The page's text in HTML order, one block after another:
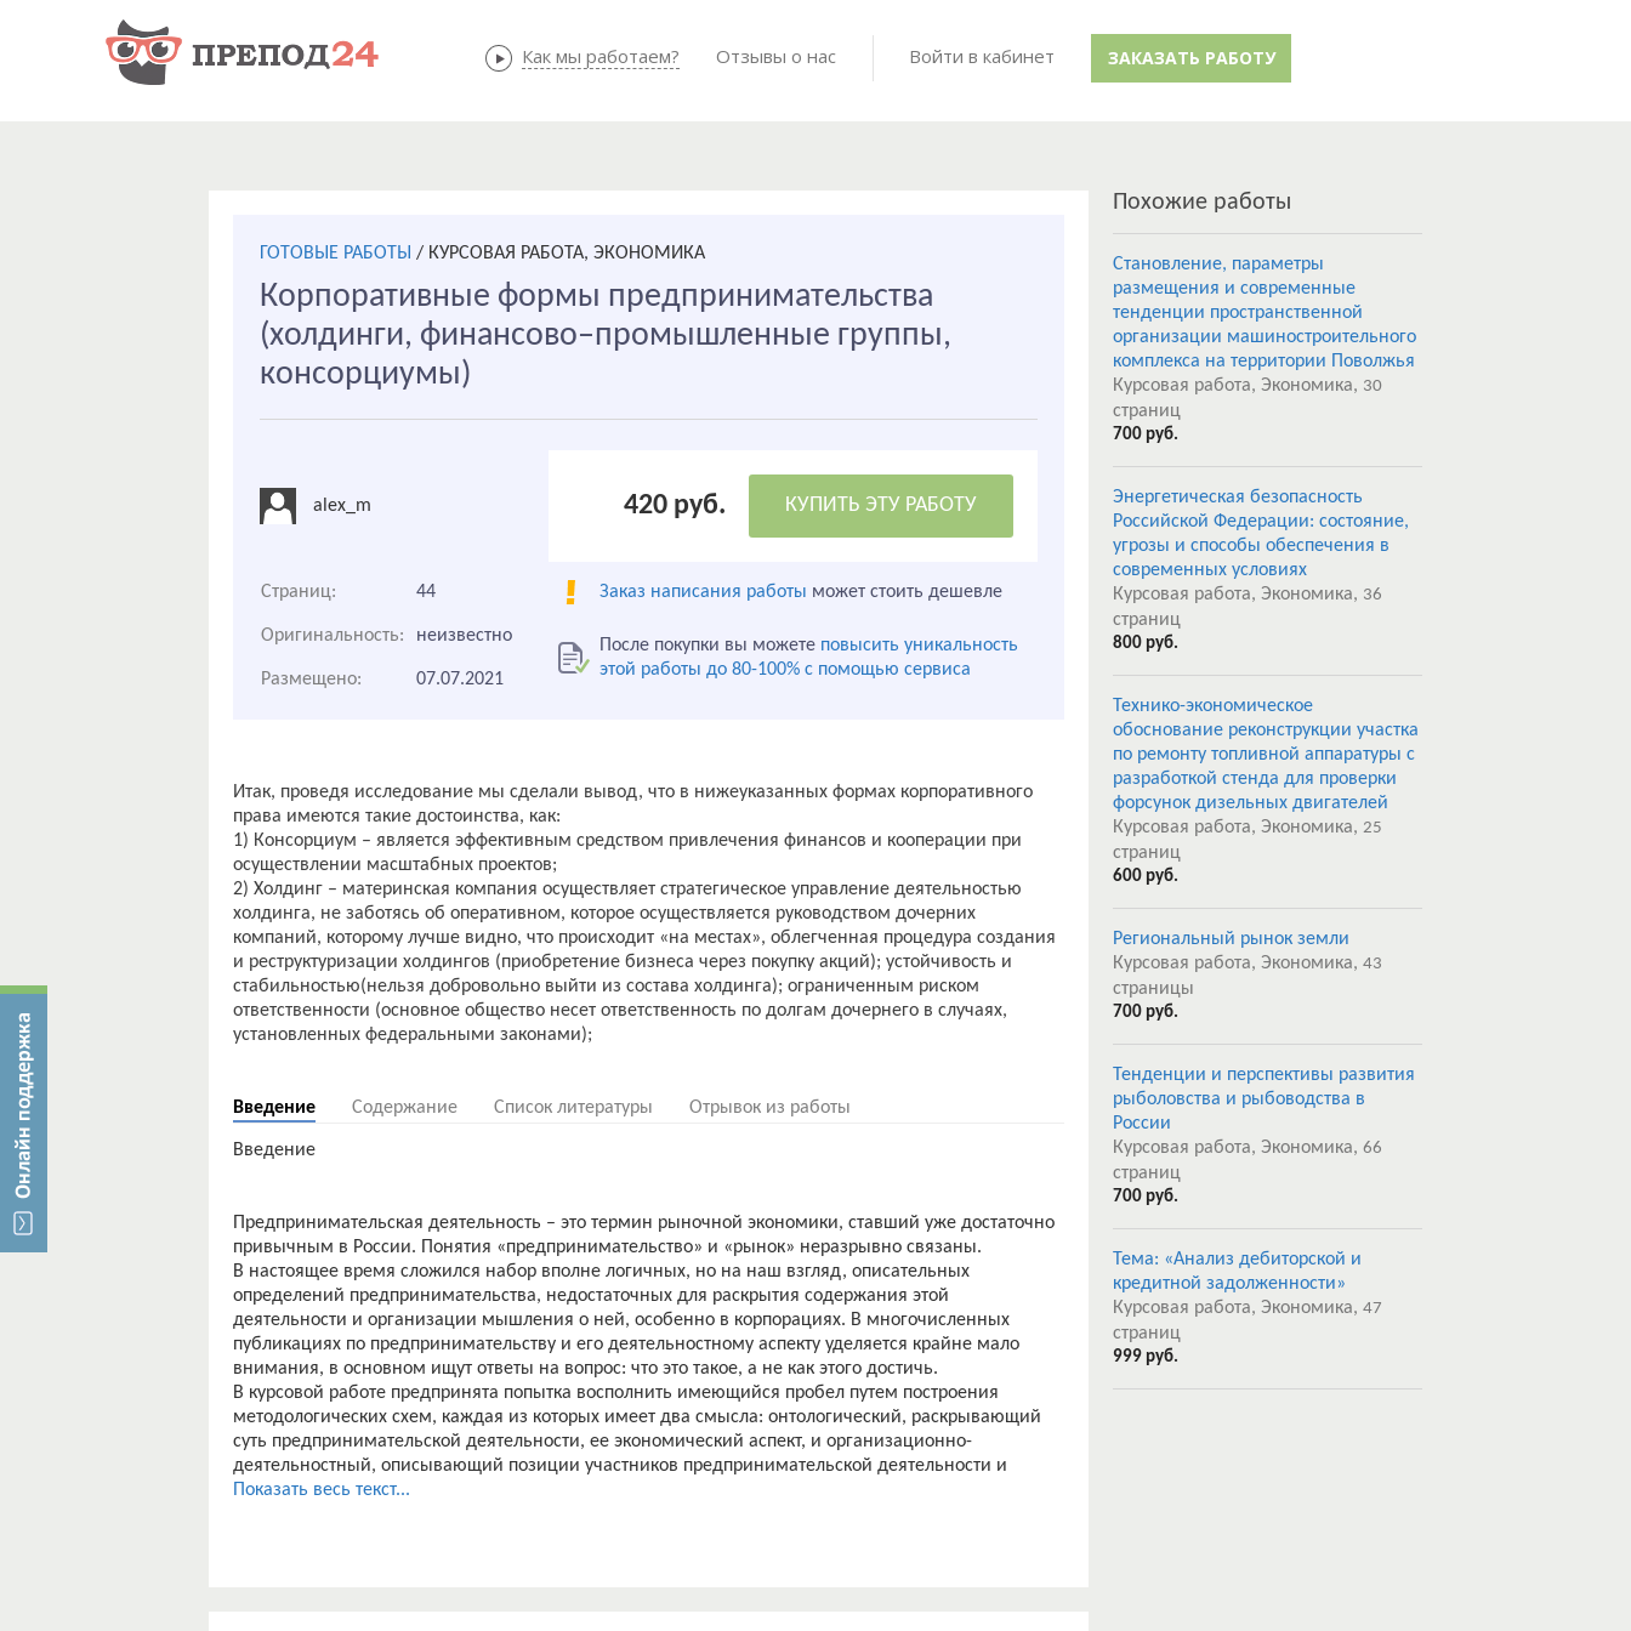
Как мы работаем? Готовые работы
Как мы работаем? Отзывы о нас Войти в кабинет ЗАКАЗАТЬ РАБОТУ
ГОТОВЫЕ РАБОТЫ / КУРСОВАЯ РАБОТА, ЭКОНОМИКА
Корпоративные формы предпринимательства
(холдинги, финансово–промышленные группы,
консорциумы)
alex_m 420 руб. КУПИТЬ ЭТУ РАБОТУ
Страниц: 44 Заказ написания работы может стоить дешевле
Оригинальность: неизвестно После покупки вы можете повысить уникальность
этой работы до 80-100% с помощью сервиса
Размещено: 07.07.2021
Итак, проведя исследование мы сделали вывод, что в нижеуказанных формах корпоративного
права имеются такие достоинства, как:
1) Консорциум – является эффективным средством привлечения финансов и кооперации при
осуществлении масштабных проектов;
2) Холдинг – материнская компания осуществляет стратегическое управление деятельностью
холдинга, не заботясь об оперативном, которое осуществляется руководством дочерних
компаний, которому лучше видно, что происходит «на местах», облегченная процедура создания
и реструктуризации холдингов (приобретение бизнеса через покупку акций); устойчивость и
стабильностью(нельзя добровольно выйти из состава холдинга); ограниченным риском
ответственности (основное общество несет ответственность по долгам дочернего в случаях,
установленных федеральными законами);
Введение Содержание Список литературы Отрывок из работы
Введение
Предпринимательская деятельность – это термин рыночной экономики, ставший уже достаточно
привычным в России. Понятия «предпринимательство» и «рынок» неразрывно связаны.
В настоящее время сложился набор вполне логичных, но на наш взгляд, описательных
определений предпринимательства, недостаточных для раскрытия содержания этой
деятельности и организации мышления о ней, особенно в корпорациях. В многочисленных
публикациях по предпринимательству и его деятельностному аспекту уделяется крайне мало
внимания, в основном ищут ответы на вопрос: что это такое, а не как этого достичь.
В курсовой работе предпринята попытка восполнить имеющийся пробел путем построения
методологических схем, каждая из которых имеет два смысла: онтологический, раскрывающий
суть предпринимательской деятельности, ее экономический аспект, и организационно-
деятельностный, описывающий позиции участников предпринимательской деятельности и
организацию их взаимодействия.
Показать весь текст...
Похожие работы
Становление, параметры
размещения и современные
тенденции пространственной
организации машиностроительного
комплекса на территории Поволжья
Курсовая работа, Экономика, 30
страниц
700 руб.
Энергетическая безопасность
Российской Федерации: состояние,
угрозы и способы обеспечения в
современных условиях
Курсовая работа, Экономика, 36
страниц
800 руб.
Технико-экономическое
обоснование реконструкции участка
по ремонту топливной аппаратуры с
разработкой стенда для проверки
форсунок дизельных двигателей
Курсовая работа, Экономика, 25
страниц
600 руб.
Региональный рынок земли
Курсовая работа, Экономика, 43
страницы
700 руб.
Тенденции и перспективы развития
рыболовства и рыбоводства в
России
Курсовая работа, Экономика, 66
страниц
700 руб.
Тема: «Анализ дебиторской и
кредитной задолженности»
Курсовая работа, Экономика, 47
страниц
999 руб.